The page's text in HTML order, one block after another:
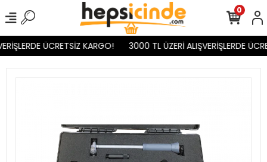
ÜCRETSİZ KARGO! 3000 TL ÜZERİ ALIŞVERİŞLERDE
0